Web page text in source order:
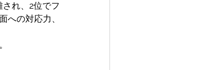
れ、2位でフ
への対応力、